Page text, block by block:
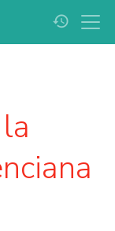
history